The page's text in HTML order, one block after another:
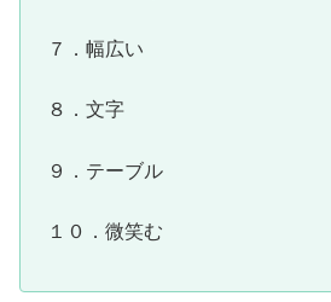
７．幅広い
８．文字
９．テーブル
１０．微笑む